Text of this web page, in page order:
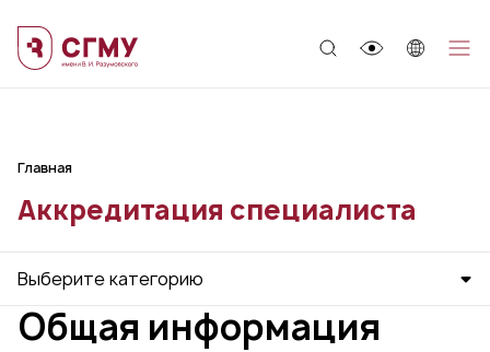
Главная
Аккредитация специалиста
Выберите категорию
Общая информация